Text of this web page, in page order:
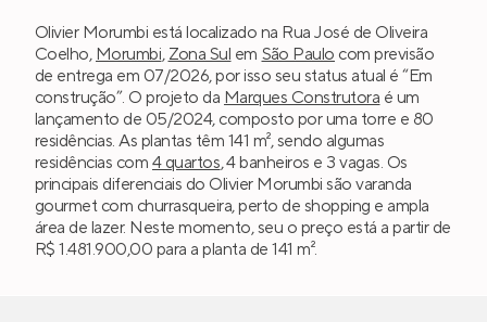
Olivier Morumbi está localizado na Rua José de Oliveira
Coelho, Morumbi, Zona Sul em São Paulo com previsão
de entrega em 07/2026, por isso seu status atual é “Em
construção”. O projeto da Marques Construtora é um
lançamento de 05/2024, composto por uma torre e 80
residências. As plantas têm 141 m², sendo algumas
residências com 4 quartos, 4 banheiros e 3 vagas. Os
principais diferenciais do Olivier Morumbi são varanda
gourmet com churrasqueira, perto de shopping e ampla
área de lazer. Neste momento, seu o preço está a partir de
R$ 1.481.900,00 para a planta de 141 m².